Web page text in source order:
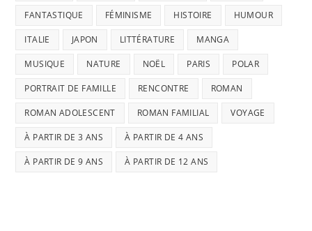
FANTASTIQUE FÉMINISME HISTOIRE HUMOUR
ITALIE JAPON LITTÉRATURE MANGA
MUSIQUE NATURE NOËL PARIS POLAR
PORTRAIT DE FAMILLE RENCONTRE ROMAN
ROMAN ADOLESCENT ROMAN FAMILIAL VOYAGE
À PARTIR DE 3 ANS À PARTIR DE 4 ANS
À PARTIR DE 9 ANS À PARTIR DE 12 ANS